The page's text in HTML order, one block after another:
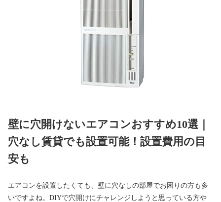
壁に穴開けないエアコンおすすめ10選｜
穴なし賃貸でも設置可能！設置費用の目
安も
エアコンを設置したくても、壁に穴なしの部屋でお困りの方も多
いですよね。DIYで穴開けにチャレンジしようと思っている方や